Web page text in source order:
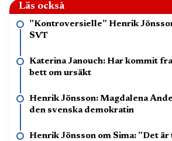
Läs också
”Kontroversielle” Henrik
SVT
Katerina Janouch: Har kommit
bett om ursäkt
Henrik Jönsson: Magdalena
den svenska demokratin
Henrik Jönsson om Sima: ”Det är